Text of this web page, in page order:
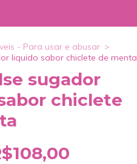
- Para usar e abusar >
liquido sabor chiclete de menta
sugador
chiclete